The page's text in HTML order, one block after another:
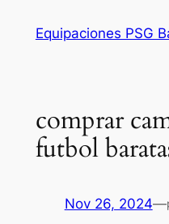
Equipaciones PSG
comprar
futbol
Nov 26, 2024—